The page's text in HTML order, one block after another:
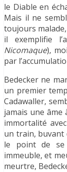
le Diable en
Mais il ne
toujours
il exemplifie
Nicomaque),
par
Bedecker ne
un premier
Cadawaller,
jamais une âme
immortalité
un train, buvant
le point de se
immeuble, et
meurtre,